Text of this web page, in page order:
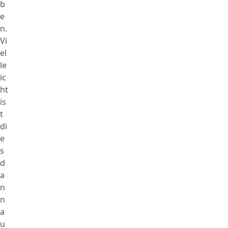
b
e
n.
Vi
el
le
ic
ht
is
t
di
e
s
d
a
n
n
a
u